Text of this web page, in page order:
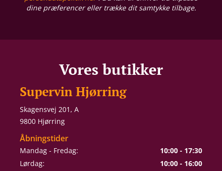
dine præferencer eller trække dit samtykke tilbage.
Vores butikker
Supervin Hjørring
Skagensvej 201, A
9800 Hjørring
Åbningstider
Mandag - Fredag:
10:00 - 17:30
Lørdag:
10:00 - 16:00